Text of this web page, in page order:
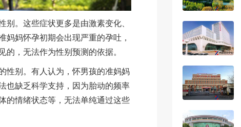
。这些症状更多是由激素变化、
妈怀孕初期会出现严重的孕吐，
，无法作为性别预测的依据。
别。有人认为，怀男孩的准妈妈
也缺乏科学支持，因为胎动的频率
的情绪状态等，无法单纯通过这些